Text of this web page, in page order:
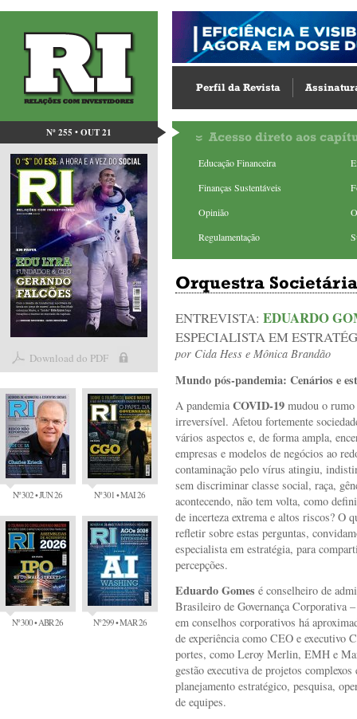
Nº 255 • OUT 21
Download do PDF
Nº 302 • JUN 26 Nº 301 • MAI 26
Nº 300 • ABR 26 Nº 299 • MAR 26
Perfil da Revista
Acesso direto aos
Educação Financeira
Finanças Sustentáveis
Opinião
Regulamentação
Orquestra Societária
ENTREVISTA: EDUARDO
ESPECIALISTA EM
por Cida Hess e Mônica Brandão
Mundo pós-pandemia: Cenários e
A pandemia COVID-19 mudou o
irreversível. Afetou fortemente
vários aspectos e, de forma ampla,
empresas e modelos de negócios ao
contaminação pelo vírus atingiu,
sem discriminar classe social, raça,
acontecendo, não tem volta, como
de incerteza extrema e altos riscos? O
refletir sobre estas perguntas,
especialista em estratégia, para
percepções.
Eduardo Gomes é conselheiro de
Brasileiro de Governança Corporativa
em conselhos corporativos há
de experiência como CEO e executivo
portes, como Leroy Merlin, EMH e
gestão executiva de projetos
planejamento estratégico, pesquisa,
de equipes.